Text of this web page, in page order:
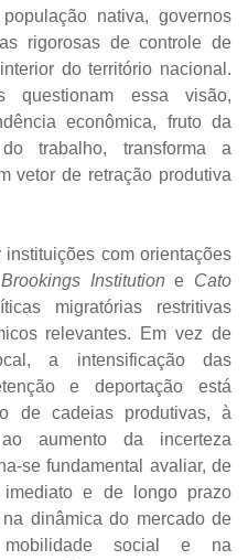
nativa, governos
rigorosas de controle de
do território nacional.
questionam essa visão,
econômica, fruto da
trabalho, transforma a
vetor de retração produtiva
com orientações
Brookings Institution e Cato
migratórias restritivas
relevantes. Em vez de
a intensificação das
e deportação está
de cadeias produtivas, à
aumento da incerteza
se fundamental avaliar, de
e de longo prazo
dinâmica do mercado de
social e na